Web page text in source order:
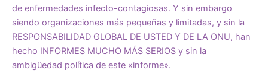
de enfermedades infecto-contagiosas. Y sin embargo
siendo organizaciones más pequeñas y limitadas, y sin la
RESPONSABILIDAD GLOBAL DE USTED Y DE LA ONU, han
hecho INFORMES MUCHO MÁS SERIOS y sin la
ambigüedad política de este «informe».